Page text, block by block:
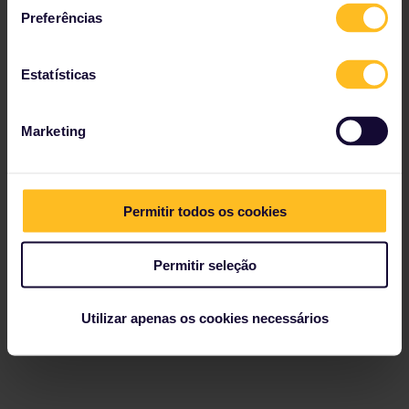
Preferências
Estatísticas
Marketing
Permitir todos os cookies
Permitir seleção
Utilizar apenas os cookies necessários